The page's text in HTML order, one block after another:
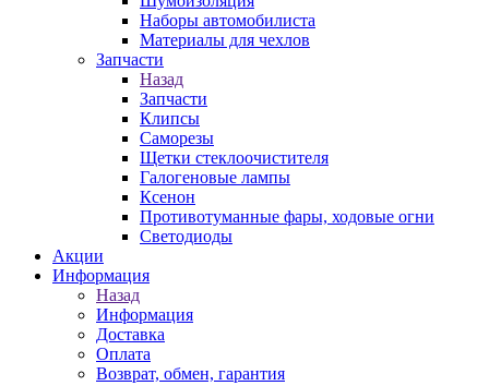
Наборы автомобилиста
Материалы для чехлов
Запчасти
Назад
Запчасти
Клипсы
Саморезы
Щетки стеклоочистителя
Галогеновые лампы
Ксенон
Противотуманные фары, ходовые огни
Светодиоды
Акции
Информация
Назад
Информация
Доставка
Оплата
Возврат, обмен, гарантия